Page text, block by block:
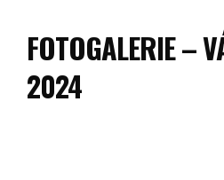
FOTOGALERIE –
2024